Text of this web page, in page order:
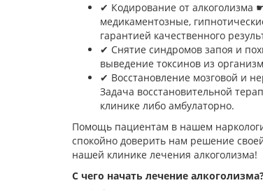
✔︎ Кодирование от алкоголизма
медикаментозные,
гарантией качественного
✔︎ Снятие синдромов запоя и
выведение токсинов из
✔︎ Восстановление мозговой и
Задача восстановительной
клинике либо амбулаторно.
Помощь пациентам в нашем
спокойно доверить нам решение
нашей клинике лечения алкоголизма!
С чего начать лечение